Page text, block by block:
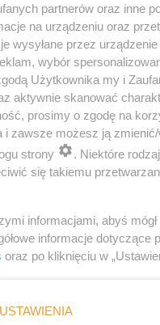
mleko w kilka
partnerów oraz inne
na urządzeniu oraz
wysyłane przez
wybór
Użytkownika my i
aktywnie skanować
prosimy o zgodę na
i zawsze możesz ją
strony
. Niektóre
się takiemu
informacjami, abyś
informacje
oraz po kliknięciu w
USTAWIENIA